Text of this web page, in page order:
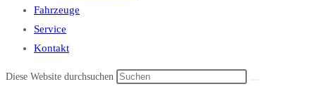
Fahrzeuge
Service
Kontakt
Diese Website durchsuchen